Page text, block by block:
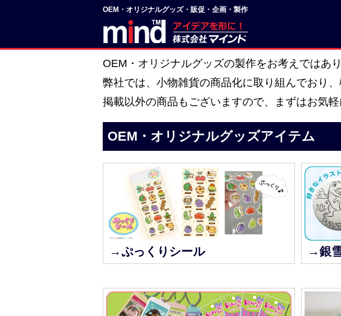
OEM・オリジナルグッズ・販促・企画・製作
OEM・オリジナルグッズの製作をお考えではあ
弊社では、小物雑貨の商品化に取り組んでおり
掲載以外の商品もございますので、まずはお気軽
OEM・オリジナルグッズアイテム
→ぷっくりシール →銀